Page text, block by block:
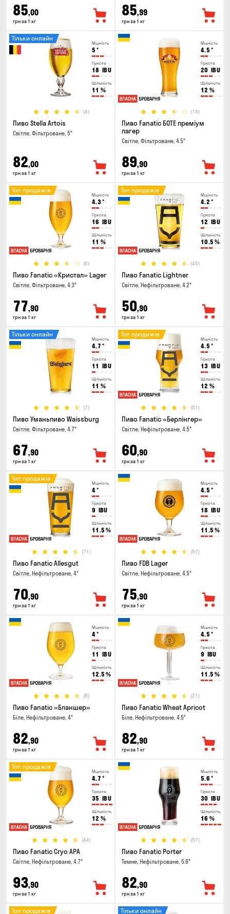
85,00
грн за 1 кг
85,99
грн за 1 кг
Міцність
5 °
Гіркота
18 IBU
Щільність
11 %
(4)
Тільки онлайн
Пиво Stella Artois
Світле, Фільтроване, 5°
82,00
грн за 1 кг
Міцність
4.5 °
Гіркота
20 IBU
Щільність
12 %
(15)
Пиво Fanatic БОТЕ преміум
лагер
Світле, Фільтроване, 4.5°
89,90
грн за 1 кг
Міцність
4.3°
Гіркота
16 IBU
Щільність
11 %
(6)
Топ продажів
Пиво Fanatic «Кристал» Lager
Світле, Фільтроване, 4.3°
77,90
грн за 1 кг
Міцність
4.2 °
Гіркота
12 IBU
Щільність
10.5 %
(45)
Топ продажів
Пиво Fanatic Lightner
Світле, Нефільтроване, 4.2°
50,90
грн за 1 кг
Міцність
4.7 °
Гіркота
11 IBU
Щільність
11 %
(7)
Тільки онлайн
Пиво Уманьпиво Waissburg
Світле, Фільтроване, 4.7°
67,90
грн за 1 кг
Міцність
4.5 °
Гіркота
13 IBU
Щільність
12 %
(51)
Топ продажів
Пиво Fanatic «Берлінгер»
Світле, Нефільтроване, 4.5°
60,90
грн за 1 кг
Міцність
4°
Гіркота
9 IBU
Щільність
11.5 %
(71)
Топ продажів
Пиво Fanatic Allesgut
Світле, Нефільтроване, 4°
70,90
грн за 1 кг
Міцність
4.5 °
Гіркота
18 IBU
Щільність
11.5 %
(57)
Пиво FDB Lager
Світле, Нефільтроване, 4.5°
75,90
грн за 1 кг
Міцність
4°
Гіркота
11 IBU
Щільність
12.5 %
(8)
Пиво Fanatic «Бланшер»
Біле, Нефільтроване, 4°
82,90
грн за 1 кг
Міцність
4.5 °
Гіркота
9 IBU
Щільність
11.5 %
(21)
Пиво Fanatic Wheat Apricot
Біле, Нефільтроване, 4.5°
82,90
грн за 1 кг
Міцність
4.7 °
Гіркота
35 IBU
Щільність
12 %
(44)
Топ продажів
Пиво Fanatic Cryo APA
Світле, Нефільтроване, 4.7°
93,90
грн за 1 кг
Міцність
5.6 °
Гіркота
30 IBU
Щільність
16 %
(57)
Пиво Fanatic Porter
Темне, Нефільтроване, 5.6°
82,90
грн за 1 кг
Топ продажів Тільки онлайн